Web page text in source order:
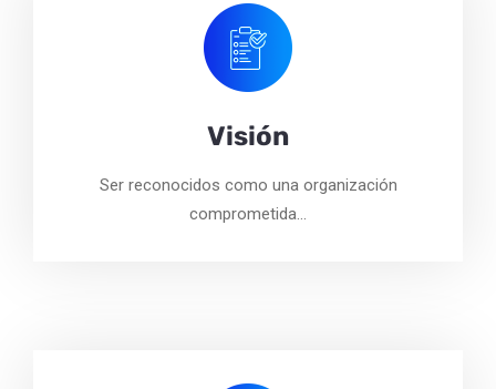
Visión
Ser reconocidos como una organización
comprometida…